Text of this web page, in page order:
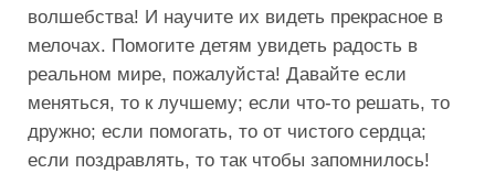
волшебства! И научите их видеть прекрасное в
мелочах. Помогите детям увидеть радость в
реальном мире, пожалуйста! Давайте если
меняться, то к лучшему; если что-то решать, то
дружно; если помогать, то от чистого сердца;
если поздравлять, то так чтобы запомнилось!